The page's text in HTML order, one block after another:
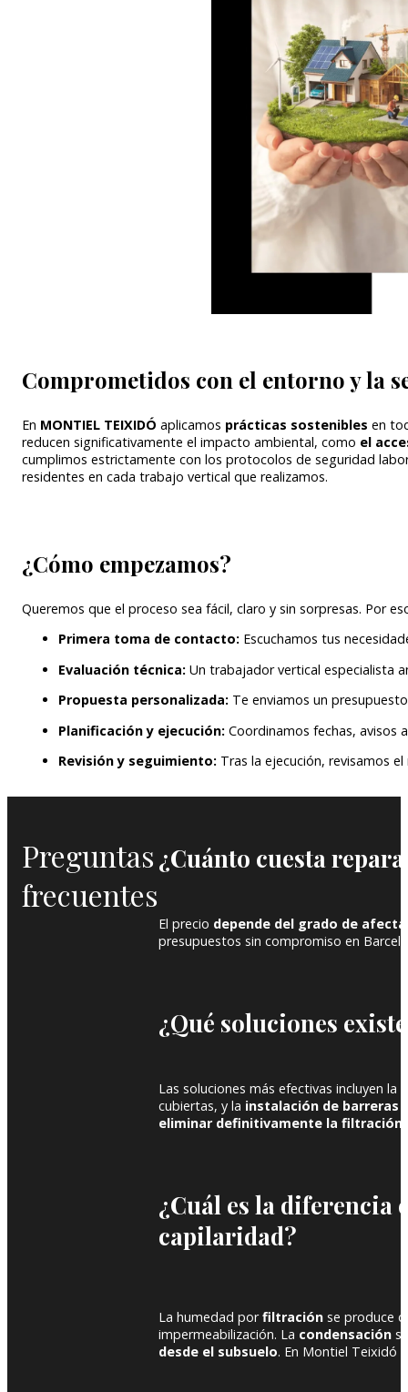
Comprometidos con el entorno y la
En MONTIEL TEIXIDÓ aplicamos prácticas sostenibles en
reducen significativamente el impacto ambiental, como el
cumplimos estrictamente con los protocolos de seguridad
residentes en cada trabajo vertical que realizamos.
¿Cómo empezamos?
Queremos que el proceso sea fácil, claro y sin sorpresas. Por
Primera toma de contacto: Escuchamos tus
Evaluación técnica: Un trabajador vertical especialista
Propuesta personalizada: Te enviamos un
Planificación y ejecución: Coordinamos fechas, avisos
Revisión y seguimiento: Tras la ejecución, revisamos
Preguntas
frecuentes
¿Cuánto cuesta
El precio depende del grado de
presupuestos sin compromiso en
¿Qué soluciones
Las soluciones más efectivas incluyen la
cubiertas, y la instalación de barreras
eliminar definitivamente la filtración
¿Cuál es la diferencia
capilaridad?
La humedad porfiltración se produce
impermeabilización. La condensación
desde el subsuelo. En Montiel Teixidó